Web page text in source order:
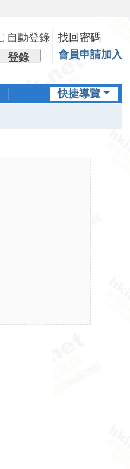
自動登錄
找回密碼
登錄 會員申請加入
快捷導覽